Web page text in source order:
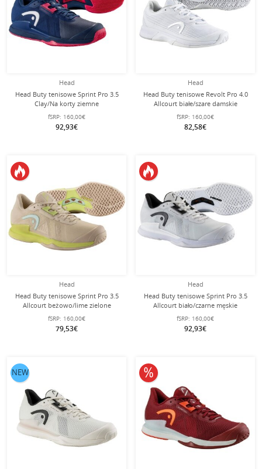
Head
Head Buty tenisowe Sprint Pro 3.5
Clay/Na korty ziemne
ciemnoniebieskie Damskie
fSRP: 160,00€
92,93€
Head
Head Buty tenisowe Revolt Pro 4.0
Allcourt białe/szare damskie
fSRP: 160,00€
82,58€
Head
Head Buty tenisowe Sprint Pro 3.5
Allcourt beżowo/lime zielone
damskie
fSRP: 160,00€
79,53€
Head
Head Buty tenisowe Sprint Pro 3.5
Allcourt biało/czarne męskie
fSRP: 160,00€
92,93€
NEW 10% obniżone